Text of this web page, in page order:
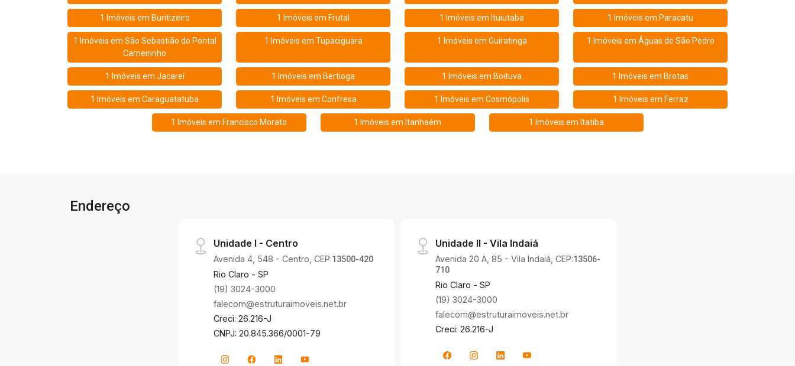
1 Imóveis em Buritizeiro 1 Imóveis em Frutal 1 Imóveis em Ituiutaba 1 Imóveis em Paracatu
1 Imóveis em São Sebastião do Pontal
Carneirinho
1 Imóveis em Tupaciguara 1 Imóveis em Guiratinga 1 Imóveis em Águas de São Pedro
1 Imóveis em Jacareí 1 Imóveis em Bertioga 1 Imóveis em Boituva 1 Imóveis em Brotas
1 Imóveis em Caraguatatuba 1 Imóveis em Confresa 1 Imóveis em Cosmópolis 1 Imóveis em Ferraz
1 Imóveis em Francisco Morato 1 Imóveis em Itanhaém 1 Imóveis em Itatiba
Endereço
Unidade I - Centro
Avenida 4, 548 - Centro, CEP:13500-420
Rio Claro - SP
(19) 3024-3000
falecom@estruturaimoveis.net.br
Creci: 26.216-J
CNPJ: 20.845.366/0001-79
Unidade II - Vila Indaiá
Avenida 20 A, 85 - Vila Indaiá, CEP:13506-
710
Rio Claro - SP
(19) 3024-3000
falecom@estruturaimoveis.net.br
Creci: 26.216-J